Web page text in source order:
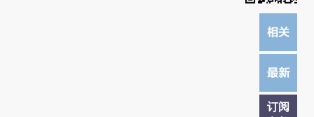
订阅